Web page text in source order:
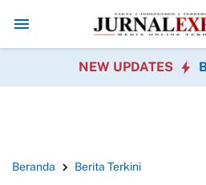
Diduga di Menu
NEW UPDATES
Beranda Berita Terkini